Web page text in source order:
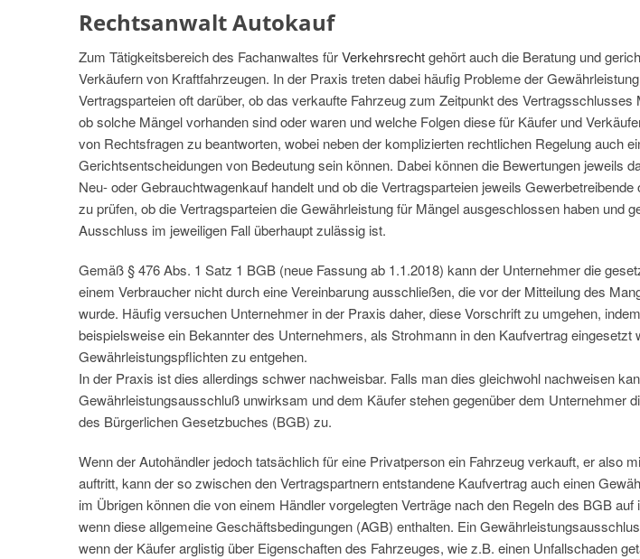
Rechtsanwalt Autokauf
Zum Tätigkeitsbereich des Fachanwaltes fürVerkehrsrechtgehört auch die Beratung und
Verkäufern von Kraftfahrzeugen. In der Praxis treten dabei häufig Probleme der
Vertragsparteien oft darüber, ob das verkaufte Fahrzeug zum Zeitpunkt des Vertragsschlusses
ob solche Mängel vorhanden sind oder waren und welche Folgen diese für Käufer und
von Rechtsfragen zu beantworten, wobei neben der komplizierten rechtlichen Regelung auch
Gerichtsentscheidungen von Bedeutung sein können. Dabei können die Bewertungen jeweils
Neu- oder Gebrauchtwagenkauf handelt und ob die Vertragsparteien jeweils
zu prüfen, ob die Vertragsparteien die Gewährleistung für Mängel ausgeschlossen haben und
Ausschluss im jeweiligen Fall überhaupt zulässig ist.
Gemäß § 476 Abs. 1 Satz 1 BGB (neue Fassung ab 1.1.2018) kann der Unternehmer die
einem Verbraucher nicht durch eine Vereinbarung ausschließen, die vor der Mitteilung des
wurde. Häufig versuchen Unternehmer in der Praxis daher, diese Vorschrift zu umgehen,
beispielsweise ein Bekannter des Unternehmers, als Strohmann in den Kaufvertrag eingesetzt
Gewährleistungspflichten zu entgehen.
In der Praxis ist dies allerdings schwer nachweisbar. Falls man dies gleichwohl nachweisen
Gewährleistungsausschluß unwirksam und dem Käufer stehen gegenüber dem Unternehmer
des Bürgerlichen Gesetzbuches (BGB) zu.
Wenn der Autohändler jedoch tatsächlich für eine Privatperson ein Fahrzeug verkauft, er also
auftritt, kann der so zwischen den Vertragspartnern entstandene Kaufvertrag auch einen
im Übrigen können die von einem Händler vorgelegten Verträge nach den Regeln des BGB
wenn diese allgemeine Geschäftsbedingungen (AGB) enthalten. Ein
wenn der Käufer arglistig über Eigenschaften des Fahrzeuges, wie z.B. einen Unfallschaden